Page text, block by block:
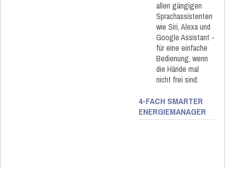
allen gängigen
Sprachassistenten
wie Siri, Alexa und
Google Assistant -
für eine einfache
Bedienung, wenn
die Hände mal
nicht frei sind.
4-FACH SMARTER
ENERGIEMANAGER